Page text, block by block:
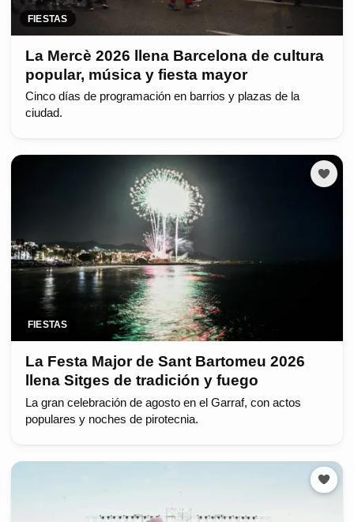
FIESTAS
La Mercè 2026 llena Barcelona de cultura
popular, música y fiesta mayor
Cinco días de programación en barrios y plazas de la
ciudad.
FIESTAS
La Festa Major de Sant Bartomeu 2026
llena Sitges de tradición y fuego
La gran celebración de agosto en el Garraf, con actos
populares y noches de pirotecnia.